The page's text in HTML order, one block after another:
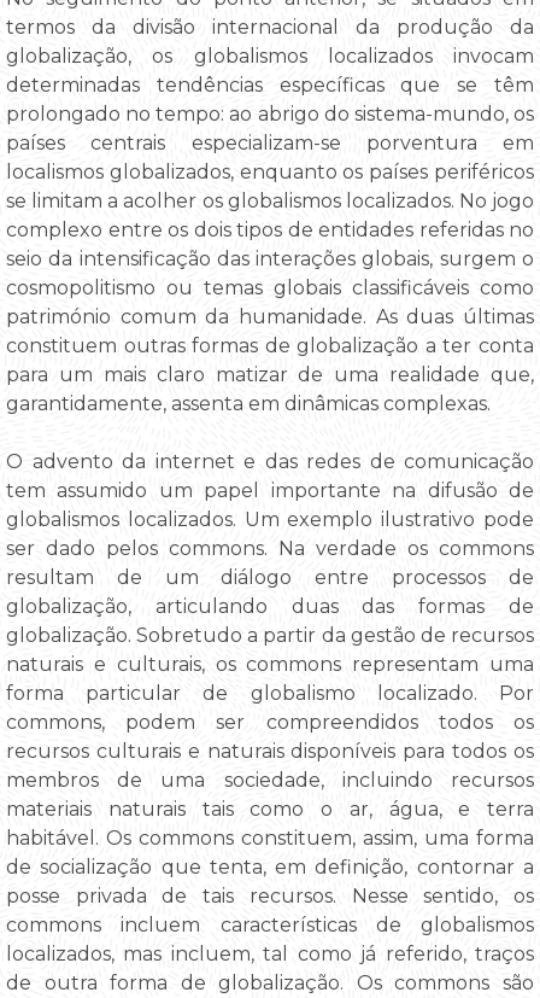
termos da divisão internacional da produção da
globalização, os globalismos localizados invocam
determinadas tendências específicas que se têm
prolongado no tempo: ao abrigo do sistema-mundo, os
países centrais especializam-se porventura em
localismos globalizados, enquanto os países periféricos
se limitam a acolher os globalismos localizados. No jogo
complexo entre os dois tipos de entidades referidas no
seio da intensificação das interações globais, surgem o
cosmopolitismo ou temas globais classificáveis como
património comum da humanidade. As duas últimas
constituem outras formas de globalização a ter conta
para um mais claro matizar de uma realidade que,
garantidamente, assenta em dinâmicas complexas.
O advento da internet e das redes de comunicação
tem assumido um papel importante na difusão de
globalismos localizados. Um exemplo ilustrativo pode
ser dado pelos commons. Na verdade os commons
resultam de um diálogo entre processos de
globalização, articulando duas das formas de
globalização. Sobretudo a partir da gestão de recursos
naturais e culturais, os commons representam uma
forma particular de globalismo localizado. Por
commons, podem ser compreendidos todos os
recursos culturais e naturais disponíveis para todos os
membros de uma sociedade, incluindo recursos
materiais naturais tais como o ar, água, e terra
habitável. Os commons constituem, assim, uma forma
de socialização que tenta, em definição, contornar a
posse privada de tais recursos. Nesse sentido, os
commons incluem características de globalismos
localizados, mas incluem, tal como já referido, traços
de outra forma de globalização. Os commons são